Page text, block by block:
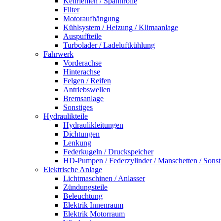
Filter
Motoraufhängung
Kühlsystem / Heizung / Klimaanlage
Auspuffteile
Turbolader / Ladeluftkühlung
Fahrwerk
Vorderachse
Hinterachse
Felgen / Reifen
Antriebswellen
Bremsanlage
Sonstiges
Hydraulikteile
Hydraulikleitungen
Dichtungen
Lenkung
Federkugeln / Druckspeicher
HD-Pumpen / Federzylinder / Manschetten /
Elektrische Anlage
Lichtmaschinen / Anlasser
Zündungsteile
Beleuchtung
Elektrik Innenraum
Elektrik Motorraum